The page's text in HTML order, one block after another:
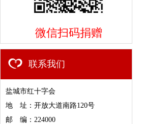
微信扫码捐赠
联系我们
盐城市红十字会
地 址：开放大道南路120号
邮 编：224000